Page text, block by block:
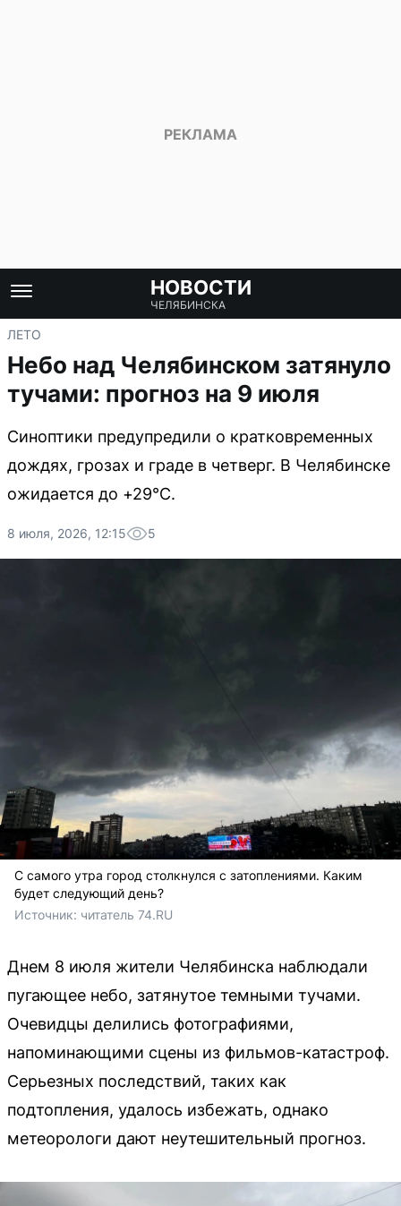
НОВОСТИ
ЧЕЛЯБИНСКА
ЛЕТО
Небо над Челябинском затянуло
тучами: прогноз на 9 июля
Синоптики предупредили о кратковременных
дождях, грозах и граде в четверг. В Челябинске
ожидается до +29°C.
8 июля, 2026, 12:15 5
С самого утра город столкнулся с затоплениями. Каким
будет следующий день?
Источник: читатель 74.RU
Днем 8 июля жители Челябинска наблюдали
пугающее небо, затянутое темными тучами.
Очевидцы делились фотографиями,
напоминающими сцены из фильмов-катастроф.
Серьезных последствий, таких как
подтопления, удалось избежать, однако
метеорологи дают неутешительный прогноз.